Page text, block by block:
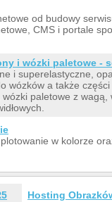
od budowy
CMS i portale
i wózki paletowe -
i superelastyczne,
wózków a także
paletowe z
w kolorze
Hosting